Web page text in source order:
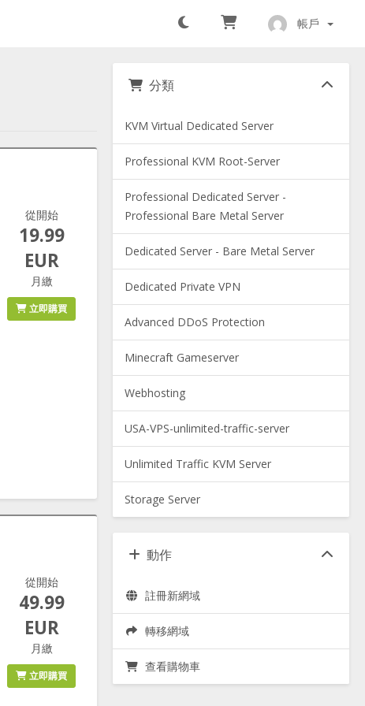
帳戶
從開始
19.99
EUR
月繳
立即購買
從開始
49.99
EUR
月繳
立即購買
分類
KVM Virtual Dedicated Server
Professional KVM Root-Server
Professional Dedicated Server -
Professional Bare Metal Server
Dedicated Server - Bare Metal Server
Dedicated Private VPN
Advanced DDoS Protection
Minecraft Gameserver
Webhosting
USA-VPS-unlimited-traffic-server
Unlimited Traffic KVM Server
Storage Server
動作
註冊新網域
轉移網域
查看購物車